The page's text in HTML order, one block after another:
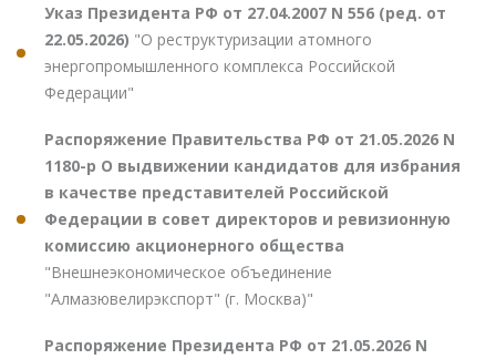
Указ Президента РФ от 27.04.2007 N 556 (ред. от
22.05.2026) "О реструктуризации атомного
энергопромышленного комплекса Российской
Федерации"
Распоряжение Правительства РФ от 21.05.2026 N
1180-р О выдвижении кандидатов для избрания
в качестве представителей Российской
Федерации в совет директоров и ревизионную
комиссию акционерного общества
"Внешнеэкономическое объединение
"Алмазювелирэкспорт" (г. Москва)"
Распоряжение Президента РФ от 21.05.2026 N